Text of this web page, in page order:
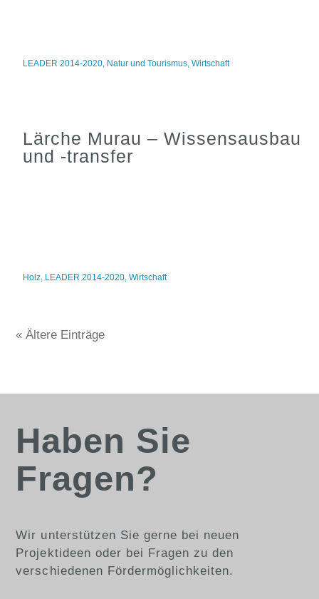
LEADER 2014-2020, Natur und Tourismus,Wirtschaft
Lärche Murau – Wissensausbau
und -transfer
Holz, LEADER 2014-2020,Wirtschaft
« Ältere Einträge
Haben Sie
Fragen?
Wir unterstützen Sie gerne bei neuen
Projektideen oder bei Fragen zu den
verschiedenen Fördermöglichkeiten.